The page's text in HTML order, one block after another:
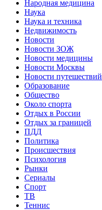
Народная медицина
Наука
Наука и техника
Недвижимость
Новости
Новости ЗОЖ
Новости медицины
Новости Москвы
Новости путешествий
Образование
Общество
Около спорта
Отдых в России
Отдых за границей
ПДД
Политика
Происшествия
Психология
Рынки
Сериалы
Спорт
ТВ
Теннис